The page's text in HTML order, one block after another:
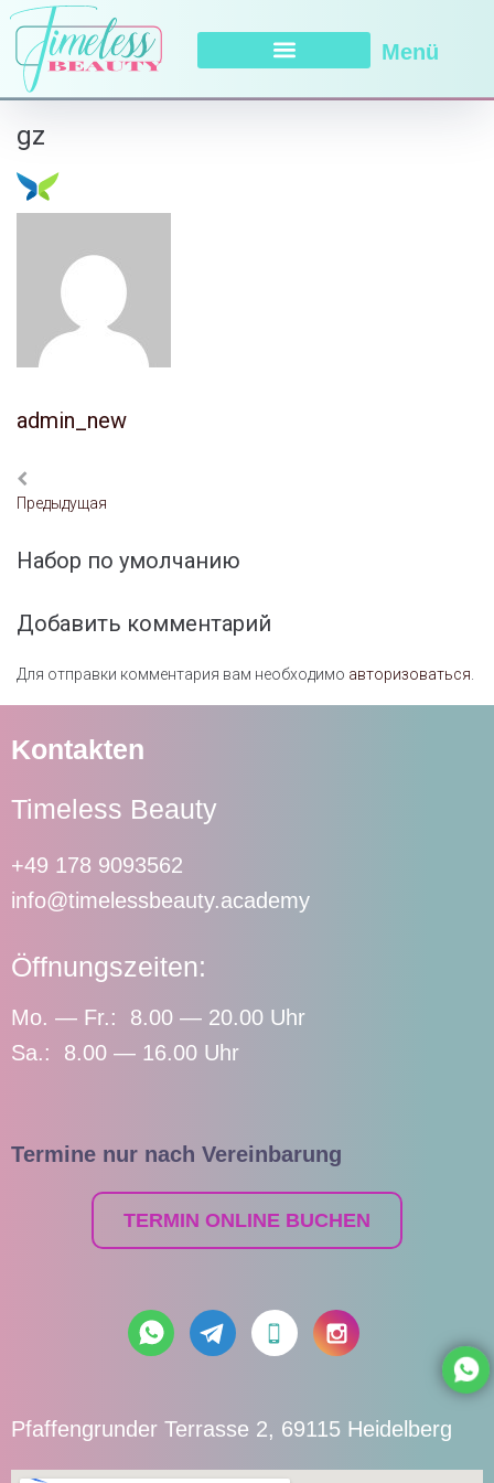
Menü
gz
admin_new
Предыдущая
Набор по умолчанию
Добавить комментарий
Для отправки комментария вам необходимо авторизоваться
Kontakten
Timeless Beauty
+49 178 9093562
info@timelessbeauty.academy
Öffnungszeiten:
Mo. — Fr.: 8.00 — 20.00 Uhr
Sa.: 8.00 — 16.00 Uhr
Termine nur nach Vereinbarung
TERMIN ONLINE BUCHEN
Pfaffengrunder Terrasse 2, 69115 Heidelberg